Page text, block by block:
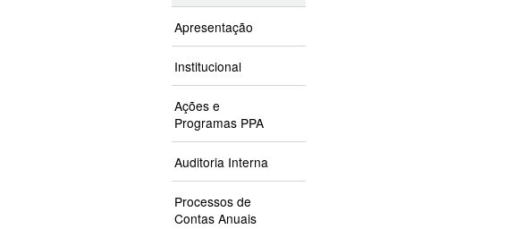
Apresentação
Institucional
Ações e
Programas PPA
Auditoria Interna
Processos de
Contas Anuais